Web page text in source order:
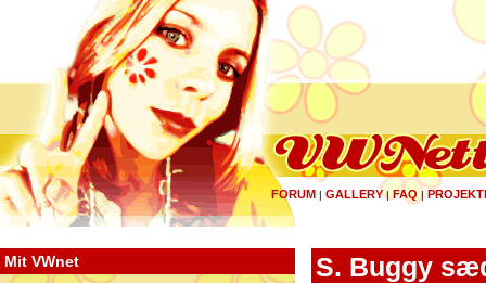
FORUM | GALLERY|FAQ |
Mit VWnet S. Buggy